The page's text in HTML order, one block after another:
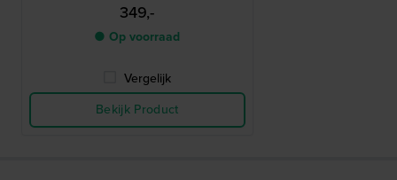
349,-
● Op voorraad
Vergelijk
Bekijk Product